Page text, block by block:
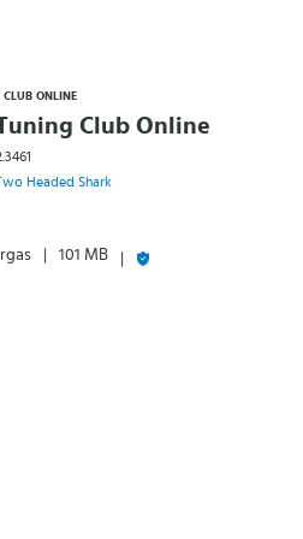
CLUB ONLINE
Club Online
Headed Shark
101 MB